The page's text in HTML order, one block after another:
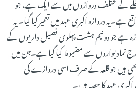
دروازہ اکبری عہد میں تعمیر کیا گیا۔ یہ
ہے جو دو نیم ہشت پہلوی فصیل داریوں کے
نمادیواروں سے مضبوط کیا گیا ہے۔جن میں
بھی ہیں جو قلعہ کے صرف اسی دروازے کی
عہد کا حصہ ہیں۔